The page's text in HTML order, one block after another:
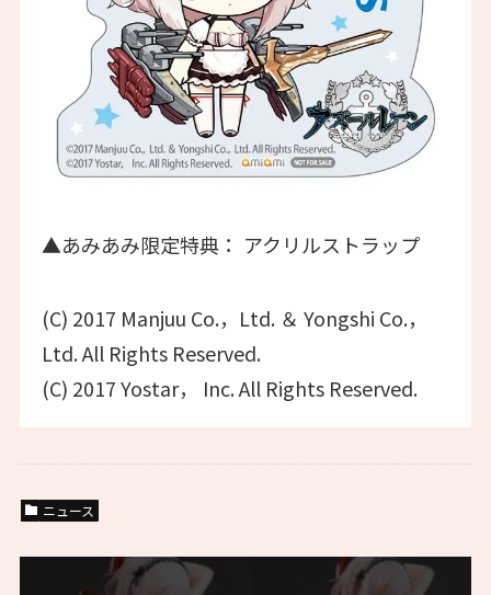
▲あみあみ限定特典： アクリルストラップ
(C) 2017 Manjuu Co.，Ltd. ＆ Yongshi Co.，
Ltd. All Rights Reserved.
(C) 2017 Yostar， Inc. All Rights Reserved.
ニュース